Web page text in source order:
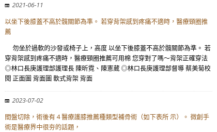
2021-06-11
以坐下後膝蓋不高於髖關節為準。 若穿背架感到疼痛不適時，醫療頸圈推
薦
勿坐於過軟的沙發或椅子上，高度 以坐下後膝蓋不高於髖關節為準。 若
穿背架感到疼痛不適時，醫療頸圈推薦可用棉 您穿對了嗎～背架正確穿法
◎林口長庚護理部護理長 陳昕霓、陳憲葳 ◎林口長庚護理部督導 蔡美菊校
閱 正面圖 背面圖 軟式背架 背面
2023-07-02
間盤切除，術後有 4 醫療護膝推薦種類型補骨術（如下表所 示）。 微創手
術是醫療界中很夯的話題，